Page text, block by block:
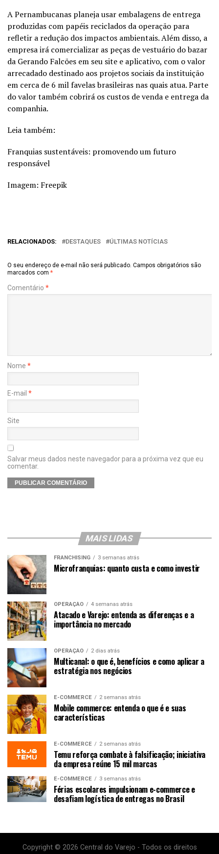
A Pernambucanas planeja usar embalagens de entrega
produzidas com papéis reciclados da operação para
refletir a redução dos impactos ambientais. Além disso, a
empresa irá comercializar as peças de vestuário do bazar
da Gerando Falcões em seu site e aplicativo, com o valor
arrecadado destinado aos projetos sociais da instituição
em cerca de 6 mil favelas brasileiras nas quais atua. Parte
do valor também cobrirá os custos de venda e entrega da
companhia.
Leia também:
Franquias sustentáveis: promovendo um futuro
responsável
Imagem: Freepik
RELACIONADOS: DESTAQUES ÚLTIMAS NOTÍCIAS
O seu endereço de e-mail não será publicado. Campos obrigatórios são
marcados com *
Comentário *
Nome *
E-mail *
Site
Salvar meus dados neste navegador para a próxima vez que eu
comentar.
MAIS LIDAS
FRANCHISING 3 semanas atrás
Microfranquias: quanto custa e como investir
OPERAÇÃO 4 semanas atrás
Atacado e Varejo: entenda as diferenças e a
importância no mercado
OPERAÇÃO 2 dias atrás
Multicanal: o que é, benefícios e como aplicar a
estratégia nos negócios
E-COMMERCE 2 semanas atrás
Mobile commerce: entenda o que é e suas
características
E-COMMERCE 2 semanas atrás
Temu reforça combate à falsificação; iniciativa
da empresa reúne 15 mil marcas
E-COMMERCE 3 semanas atrás
Férias escolares impulsionam e-commerce e
desafiam logística de entregas no Brasil
Copyright © 2026 Central do Varejo - Todos os direitos